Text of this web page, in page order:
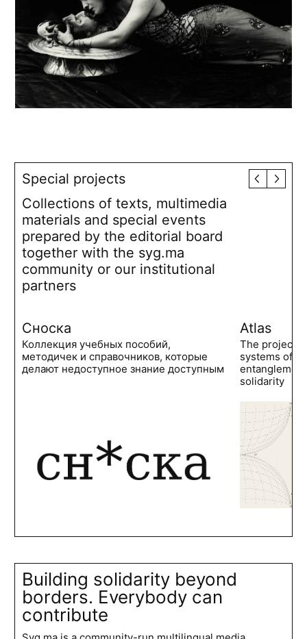
Special projects
Collections of texts, multimedia
materials and special events
prepared by the editorial board
together with the syg.ma
community or our institutional
partners
Сноска
Коллекция учебных пособий,
методичек и справочников, которые
делают недоступное знание доступным
Atlas
The project
systems of
solidarity
Building solidarity beyond
borders. Everybody can
contribute